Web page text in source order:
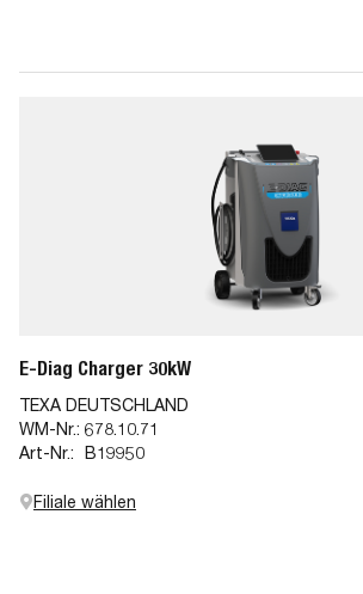
E-Diag Charger 30kW
TEXA DEUTSCHLAND
WM-Nr.: 678.10.71
Art-Nr.: B19950
Filiale wählen